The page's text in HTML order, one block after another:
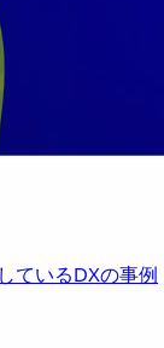
ているDXの事例